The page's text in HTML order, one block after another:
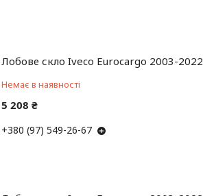
Лобове скло Iveco Eurocargo 2003-
Немає в наявності
5 208 ₴
+380 (97) 549-26-67